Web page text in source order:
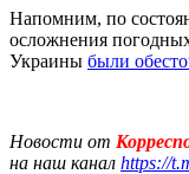
Напомним, по
осложнения
Украины были
Новости от
на наш канал https://